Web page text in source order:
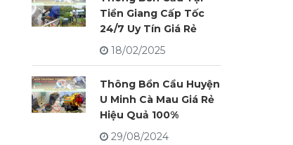
Tiền Giang Cấp Tốc
24/7 Uy Tín Giá Rẻ
18/02/2025
Thông Bồn Cầu Huyện
U Minh Cà Mau Giá Rẻ
Hiệu Quả 100%
29/08/2024